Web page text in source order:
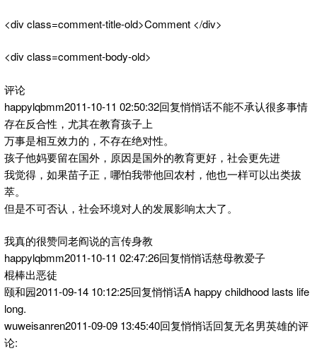
<div class=comment-title-old>Comment </div>
<div class=comment-body-old>
评论
happylqbmm2011-10-11 02:50:32回复悄悄话不能不承认很多事情
存在反合性，尤其在教育孩子上
万事是相互效力的，不存在绝对性。
孩子他妈要留在国外，原因是国外的教育更好，社会更先进
我觉得，如果苗子正，哪怕我带他回农村，他也一样可以出类拔
萃。
但是不可否认，社会环境对人的发展影响太大了。
我真的很赞同老阎说的言传身教
happylqbmm2011-10-11 02:47:26回复悄悄话慈母教爱子
棍棒出恶徒
颐和园2011-09-14 10:12:25回复悄悄话A happy childhood lasts life
long.
wuweisanren2011-09-09 13:45:40回复悄悄话回复无名男英雄的评
论: